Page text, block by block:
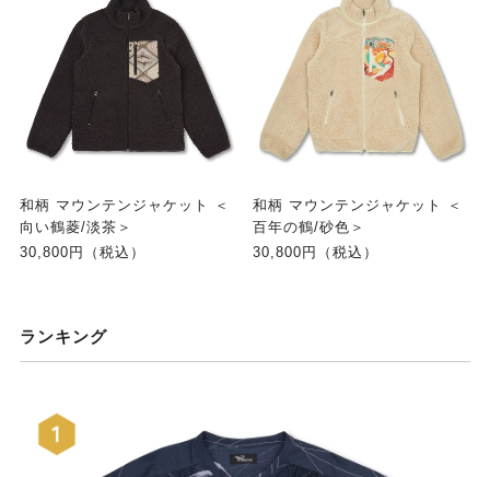
和柄 マウンテンジャケット ＜
向い鶴菱/淡茶＞
30,800円（税込）
和柄 マウンテンジャケット ＜
百年の鶴/砂色＞
30,800円（税込）
ランキング